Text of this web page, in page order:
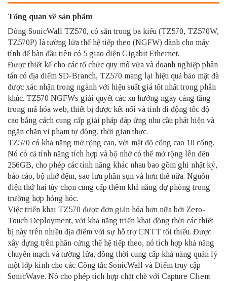
Tổng quan về sản phẩm
Dòng SonicWall TZ570, có sẵn trong ba kiểu (TZ570, TZ570W,
TZ570P) là tường lửa thế hệ tiếp theo (NGFW) dành cho máy
tính để bàn đầu tiên có 5 giao diện Gigabit Ethernet.
Được thiết kế cho các tổ chức quy mô vừa và doanh nghiệp phân
tán có địa điểm SD-Branch, TZ570 mang lại hiệu quả bảo mật đã
được xác nhận trong ngành với hiệu suất giá tốt nhất trong phân
khúc. TZ570 NGFWs giải quyết các xu hướng ngày càng tăng
trong mã hóa web, thiết bị được kết nối và tính di động tốc độ
cao bằng cách cung cấp giải pháp đáp ứng nhu cầu phát hiện và
ngăn chặn vi phạm tự động, thời gian thực.
TZ570 có khả năng mở rộng cao, với mật độ cổng cao 10 cổng.
Nó có cả tính năng tích hợp và bộ nhớ có thể mở rộng lên đến
256GB, cho phép các tính năng khác nhau bao gồm ghi nhật ký,
báo cáo, bộ nhớ đệm, sao lưu phần sụn và hơn thế nữa. Nguồn
điện thứ hai tùy chọn cung cấp thêm khả năng dự phòng trong
trường hợp hỏng hóc.
Việc triển khai TZ570 được đơn giản hóa hơn nữa bởi Zero-
Touch Deployment, với khả năng triển khai đồng thời các thiết
bị này trên nhiều địa điểm với sự hỗ trợ CNTT tối thiểu. Được
xây dựng trên phần cứng thế hệ tiếp theo, nó tích hợp khả năng
chuyển mạch và tường lửa, đồng thời cung cấp khả năng quản lý
một lớp kính cho các Công tắc SonicWall và Điểm truy cập
SonicWave. Nó cho phép tích hợp chặt chẽ với Capture Client